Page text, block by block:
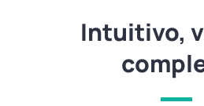
Intuitivo,